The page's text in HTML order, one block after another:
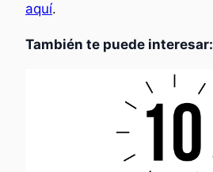
aquí.
También te puede interesar: